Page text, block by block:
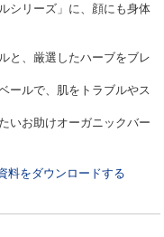
シリーズ」に、顔にも身体
と、厳選したハーブをブレ
ールで、肌をトラブルやス
いお助けオーガニックバー
料をダウンロードする